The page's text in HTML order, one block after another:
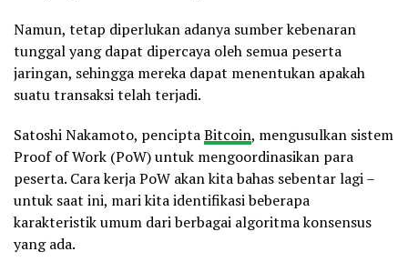
Namun, tetap diperlukan adanya sumber kebenaran
tunggal yang dapat dipercaya oleh semua peserta
jaringan, sehingga mereka dapat menentukan apakah
suatu transaksi telah terjadi.
Satoshi Nakamoto, penciptaBitcoin, mengusulkan sistem
Proof of Work (PoW) untuk mengoordinasikan para
peserta. Cara kerja PoW akan kita bahas sebentar lagi –
untuk saat ini, mari kita identifikasi beberapa
karakteristik umum dari berbagai algoritma konsensus
yang ada.